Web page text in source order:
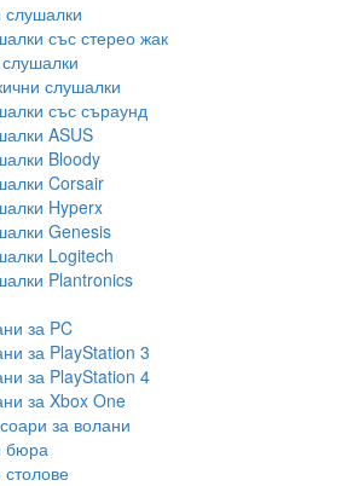
слушалки
със стерео жак
слушалки
със съраунд
ASUS
Bloody
Corsair
Hyperx
Genesis
Logitech
Plantronics
за PC
за PlayStation 3
за PlayStation 4
за Xbox One
за волани
бюра